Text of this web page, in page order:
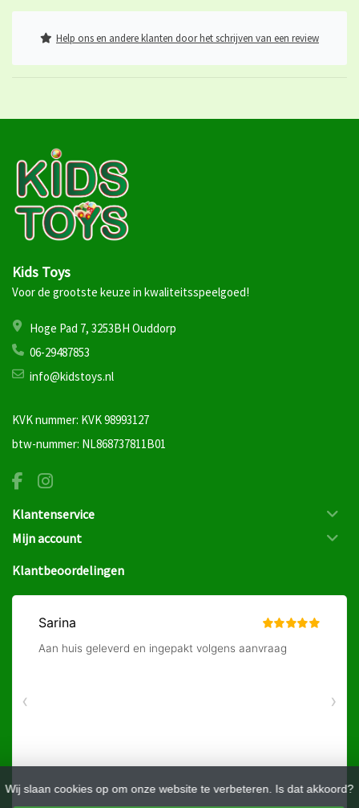
Wij slaan cookies op om onze website te verbeteren. Is dat akkoord?
Help ons en andere klanten door het schrijven van een review
Kids Toys
Voor de grootste keuze in kwaliteitsspeelgoed!
Hoge Pad 7, 3253BH Ouddorp
06-29487853
info@kidstoys.nl
KVK nummer: KVK 98993127
btw-nummer: NL868737811B01
Klantenservice
Mijn account
Klantbeoordelingen